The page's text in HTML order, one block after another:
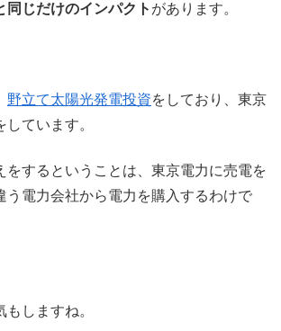
同じだけのインパクト があります。
野立て太陽光発電投資をしており、東京
ています。
をするということは、東京電力に売電を
う電力会社から電力を購入するわけで
しますね。